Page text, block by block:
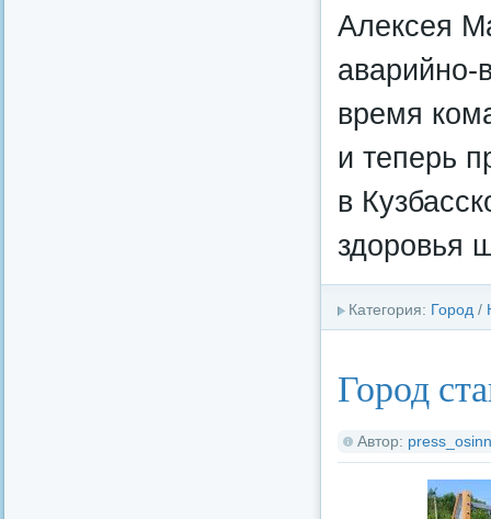
Алексея
аварийно-
время
и теперь
в
здоровья
Категория: Город /
Город
Автор: